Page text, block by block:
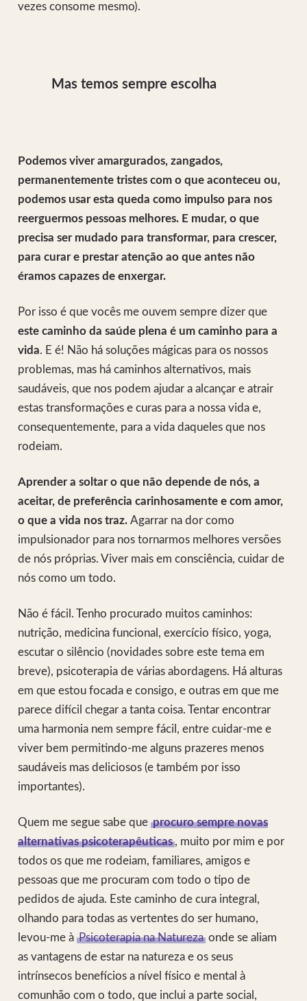
vezes consome mesmo).
Mas temos sempre escolha
Podemos viver amargurados, zangados,
permanentemente tristes com o que aconteceu ou,
podemos usar esta queda como impulso para nos
reerguermos pessoas melhores. E mudar, o que
precisa ser mudado para transformar, para crescer,
para curar e prestar atenção ao que antes não
éramos capazes de enxergar.
Por isso é que vocês me ouvem sempre dizer que
este caminho da saúde plena é um caminho para a
vida. E é! Não há soluções mágicas para os nossos
problemas, mas há caminhos alternativos, mais
saudáveis, que nos podem ajudar a alcançar e atrair
estas transformações e curas para a nossa vida e,
consequentemente, para a vida daqueles que nos
rodeiam.
Aprender a soltar o que não depende de nós, a
aceitar, de preferência carinhosamente e com amor,
o que a vida nos traz.Agarrar na dor como
impulsionador para nos tornarmos melhores versões
de nós próprias. Viver mais em consciência, cuidar de
nós como um todo.
Não é fácil. Tenho procurado muitos caminhos:
nutrição, medicina funcional, exercício físico, yoga,
escutar o silêncio (novidades sobre este tema em
breve), psicoterapia de várias abordagens. Há alturas
em que estou focada e consigo, e outras em que me
parece difícil chegar a tanta coisa. Tentar encontrar
uma harmonia nem sempre fácil, entre cuidar-me e
viver bem permitindo-me alguns prazeres menos
saudáveis mas deliciosos (e também por isso
importantes).
Quem me segue sabe queprocuro sempre novas
alternativas psicoterapêuticas , muito por mim e por
todos os que me rodeiam, familiares, amigos e
pessoas que me procuram com todo o tipo de
pedidos de ajuda. Este caminho de cura integral,
olhando para todas as vertentes do ser humano,
levou-me àPsicoterapia na Natureza onde se aliam
as vantagens de estar na natureza e os seus
intrínsecos benefícios a nível físico e mental à
comunhão com o todo, que inclui a parte social,